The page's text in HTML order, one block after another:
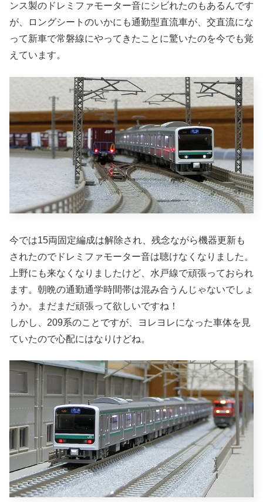
ンス製のドレミファモーター音にシビれたのもあるんです
が、ロングシートのいかにも通勤型直流車が、交直流にな
って新車で常磐線にやってきたことに驚いたのを今でも覚
えています。
今では15両固定編成は解除され、残念ながら機器更新も
されたのでドレミファモーター音は聴けなくなりました。
上野にも来なくなりましたけど、水戸線で頑張っておられ
ます。朝晩の通勤通学時間帯は混み合うんじゃないでしょ
うか。まだまだ頑張って欲しいですね！
しかし、209系のことですが、ヨレヨレになった車体を見
ていたので心配にはなりけどね。